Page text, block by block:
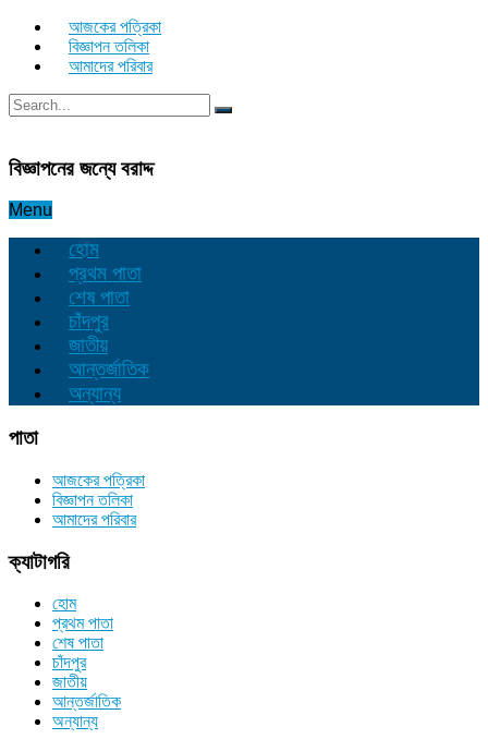
আজকের পত্রিকা
বিজ্ঞাপন তলিকা
আমাদের পরিবার
বিজ্ঞাপনের জন্যে বরাদ্দ
Menu
হোম
প্রথম পাতা
শেষ পাতা
চাঁদপুর
জাতীয়
আন্তর্জাতিক
অন্যান্য
পাতা
আজকের পত্রিকা
বিজ্ঞাপন তলিকা
আমাদের পরিবার
ক্যাটাগরি
হোম
প্রথম পাতা
শেষ পাতা
চাঁদপুর
জাতীয়
আন্তর্জাতিক
অন্যান্য